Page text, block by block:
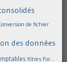
de fichier
des données
filtres For...